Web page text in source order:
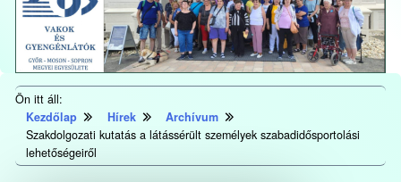
Ön itt áll:
Kezdőlap
Hírek
Archívum
Szakdolgozati kutatás a látássérült személyek szabadidősportolási
lehetőségeiről